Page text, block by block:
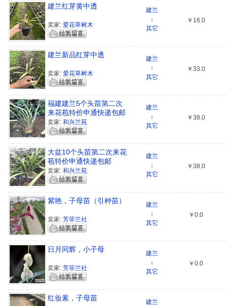
建兰红芽黄中透
卖家: 爱花草树木
建兰
↓
其它
￥16.0
建兰新品红芽中透
卖家: 爱花草树木
建兰
↓
其它
￥33.0
福建建兰5个头苗第二次
来花苞特价申通快递包邮
卖家: 和兴兰苑
建兰
↓
其它
￥38.0
大盆10个头苗第二次来花
苞特价申通快递包邮
卖家: 和兴兰苑
建兰
↓
其它
￥38.0
紫艳，子母苗（引种苗）
卖家: 芳菲兰社
建兰
↓
其它
￥0.0
日月同辉，小子母
卖家: 芳菲兰社
建兰
↓
其它
￥0.0
红妆素，子母苗
建兰